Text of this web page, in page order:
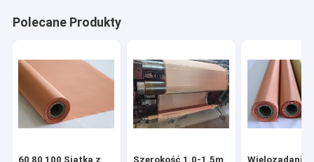
Polecane Produkty
60 80 100 Siatka z Szerokość 1.0-1.5m